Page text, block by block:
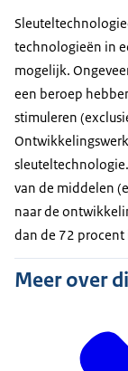
technologieën in
mogelijk.
een beroep
stimuleren
van de middelen
naar de
dan de 72
Meer over